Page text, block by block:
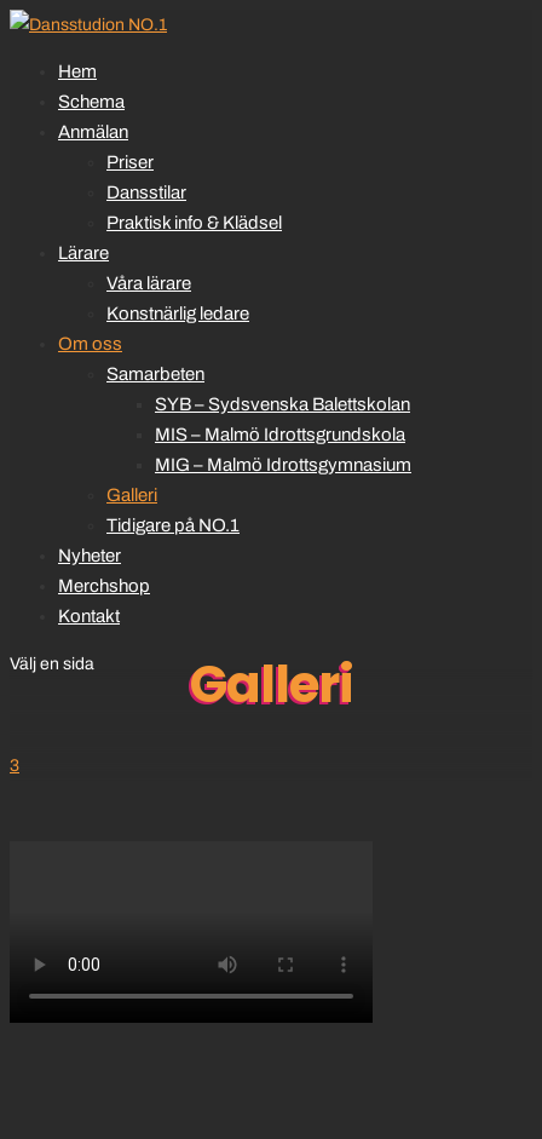
Hem
Schema
Anmälan
Priser
Dansstilar
Praktisk info & Klädsel
Lärare
Våra lärare
Konstnärlig ledare
Om oss
Samarbeten
SYB – Sydsvenska Balettskolan
MIS – Malmö Idrottsgrundskola
MIG – Malmö Idrottsgymnasium
Galleri
Tidigare på NO.1
Nyheter
Merchshop
Kontakt
Välj en sida Galleri
3